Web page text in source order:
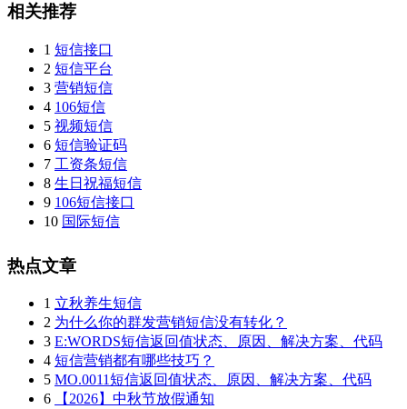
相关推荐
1 短信接口
2 短信平台
3 营销短信
4 106短信
5 视频短信
6 短信验证码
7 工资条短信
8 生日祝福短信
9 106短信接口
10 国际短信
热点文章
1 立秋养生短信
2 为什么你的群发营销短信没有转化？
3 E:WORDS短信返回值状态、原因、解决方案、代码
4 短信营销都有哪些技巧？
5 MO.0011短信返回值状态、原因、解决方案、代码
6
【2026】中秋节放假通知